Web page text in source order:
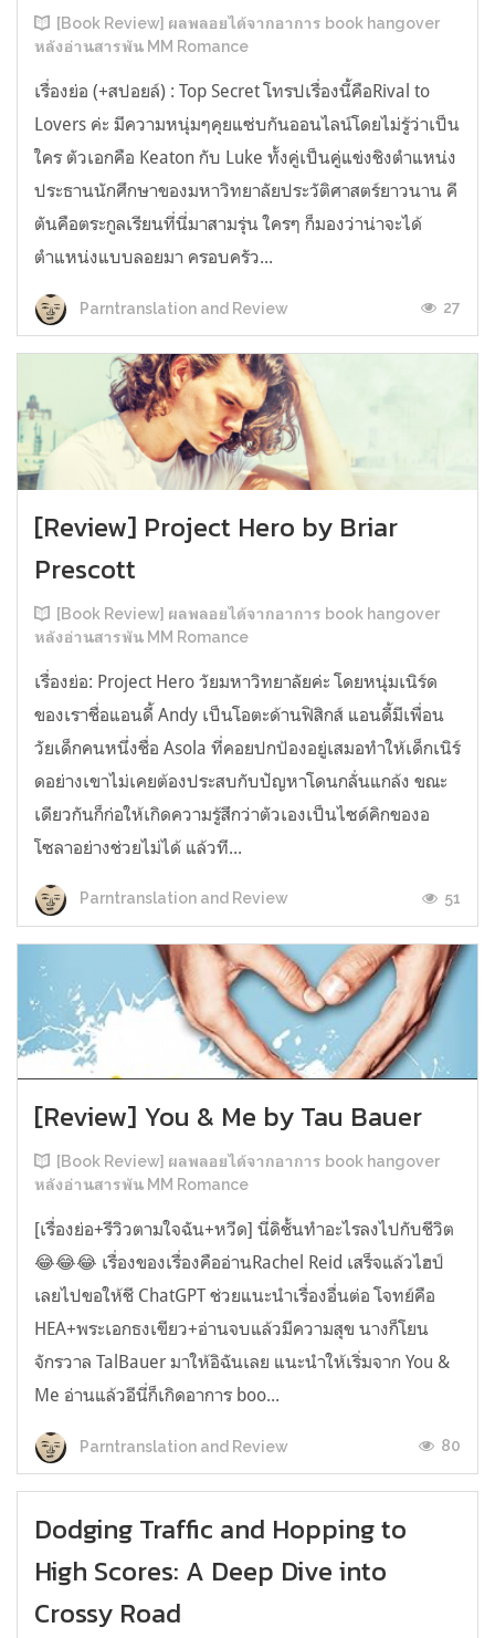
[Book Review] ผลพลอยได้จากอาการ book hangover
หลังอ่านสารพัน MM Romance
เรื่องย่อ (+สปอยล์) : Top Secret โทรปเรื่องนี้คือRival to
Lovers ค่ะ มีความหนุ่มๆคุยแซ่บกันออนไลน์โดยไม่รู้ว่าเป็น
ใคร ตัวเอกคือ Keaton กับ Luke ทั้งคู่เป็นคู่แข่งชิงตำแหน่ง
ประธานนักศึกษาของมหาวิทยาลัยประวัติศาสตร์ยาวนาน คี
ตันคือตระกูลเรียนที่นี่มาสามรุ่น ใครๆ ก็มองว่าน่าจะได้
ตำแหน่งแบบลอยมา ครอบครัว...
Parntranslation and Review 27
[Review] Project Hero by Briar
Prescott
[Book Review] ผลพลอยได้จากอาการ book hangover
หลังอ่านสารพัน MM Romance
เรื่องย่อ: Project Hero วัยมหาวิทยาลัยค่ะ โดยหนุ่มเนิร์ด
ของเราชื่อแอนดี้ Andy เป็นโอตะด้านฟิสิกส์ แอนดี้มีเพื่อน
วัยเด็กคนหนึ่งชื่อ Asola ที่คอยปกป้องอยู่เสมอทำให้เด็กเนิร์
ดอย่างเขาไม่เคยต้องประสบกับปัญหาโดนกลั่นแกล้ง ขณะ
เดียวกันก็ก่อให้เกิดความรู้สึกว่าตัวเองเป็นไซด์คิกของอ
โซลาอย่างช่วยไม่ได้ แล้วที...
Parntranslation and Review 51
[Review] You & Me by Tau Bauer
[Book Review] ผลพลอยได้จากอาการ book hangover
หลังอ่านสารพัน MM Romance
[เรื่องย่อ+รีวิวตามใจฉัน+หวีด] นี่ดิชั้นทำอะไรลงไปกับชีวิต
😂😂😂 เรื่องของเรื่องคืออ่านRachel Reid เสร็จแล้วไฮป์
เลยไปขอให้ชี ChatGPT ช่วยแนะนำเรื่องอื่นต่อ โจทย์คือ
HEA+พระเอกธงเขียว+อ่านจบแล้วมีความสุข นางก็โยน
จักรวาล TalBauer มาให้อิฉันเลย แนะนำให้เริ่มจาก You &
Me อ่านแล้วอีนี่ก็เกิดอาการ boo...
Parntranslation and Review 80
Dodging Traffic and Hopping to
High Scores: A Deep Dive into
Crossy Road